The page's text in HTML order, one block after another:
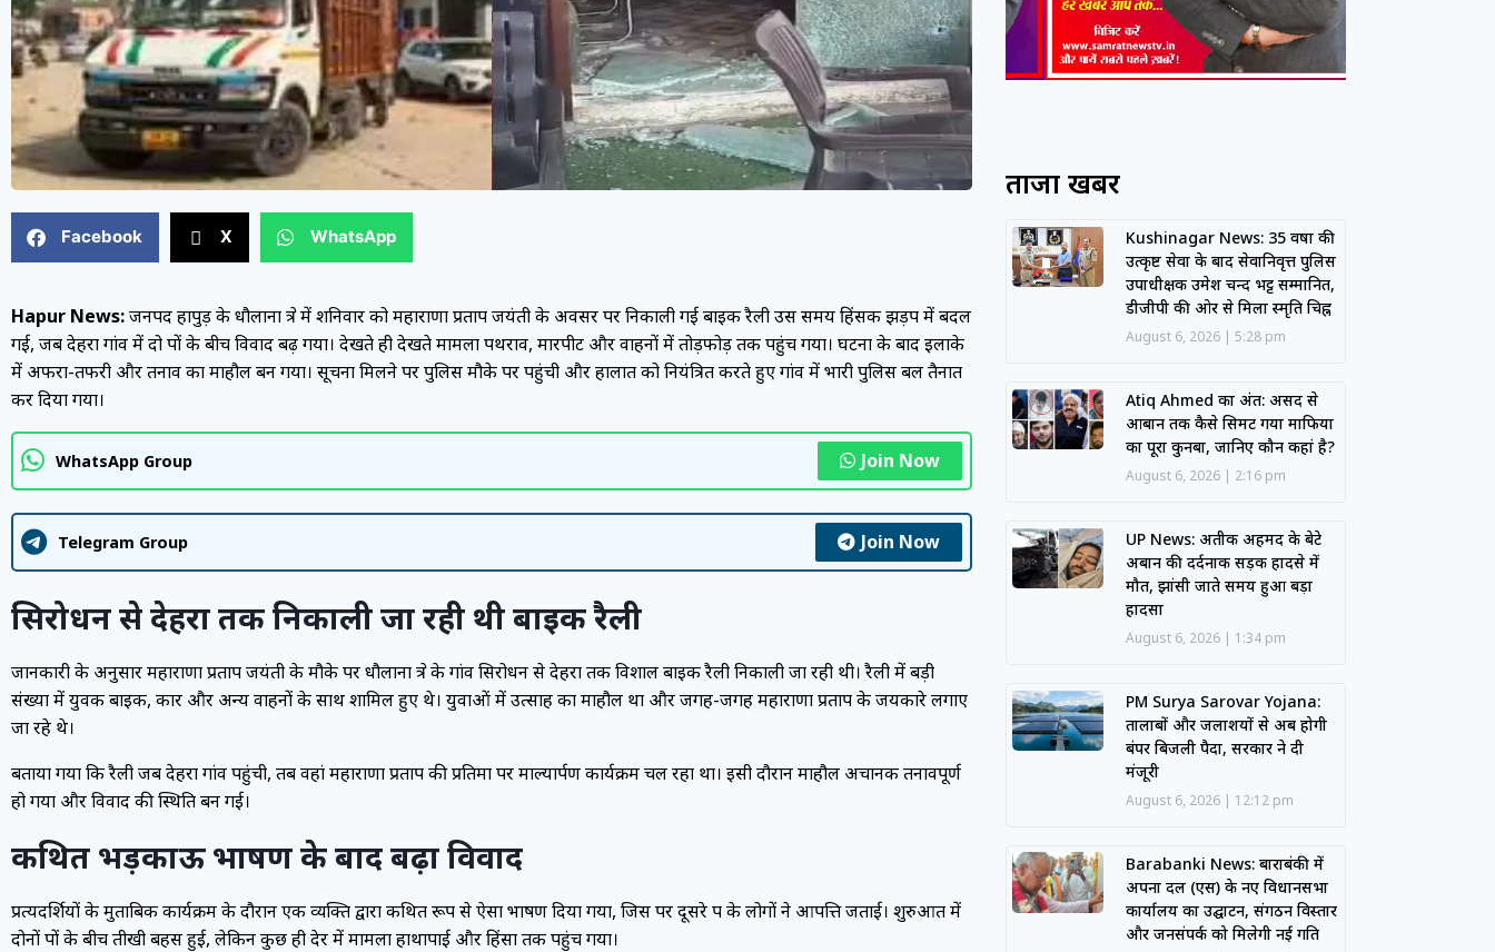
Facebook X WhatsApp
Hapur News:जनपद हापुड़ के धौलाना क्षेत्र में शनिवार को महाराणा प्रताप जयंती के अवसर पर निकाली गई बाइक रैली उस समय हिंसक झड़प में बदल
गई, जब देहरा गांव में दो पक्षों के बीच विवाद बढ़ गया। देखते ही देखते मामला पथराव, मारपीट और वाहनों में तोड़फोड़ तक पहुंच गया। घटना के बाद इलाके
में अफरा-तफरी और तनाव का माहौल बन गया। सूचना मिलने पर पुलिस मौके पर पहुंची और हालात को नियंत्रित करते हुए गांव में भारी पुलिस बल तैनात
कर दिया गया।
WhatsApp Group Join Now
Telegram Group Join Now
सिरोधन से देहरा तक निकाली जा रही थी बाइक रैली
जानकारी के अनुसार महाराणा प्रताप जयंती के मौके पर धौलाना क्षेत्र के गांव सिरोधन से देहरा तक विशाल बाइक रैली निकाली जा रही थी। रैली में बड़ी
संख्या में युवक बाइक, कार और अन्य वाहनों के साथ शामिल हुए थे। युवाओं में उत्साह का माहौल था और जगह-जगह महाराणा प्रताप के जयकारे लगाए
जा रहे थे।
बताया गया कि रैली जब देहरा गांव पहुंची, तब वहां महाराणा प्रताप की प्रतिमा पर माल्यार्पण कार्यक्रम चल रहा था। इसी दौरान माहौल अचानक तनावपूर्ण
हो गया और विवाद की स्थिति बन गई।
कथित भड़काऊ भाषण के बाद बढ़ा विवाद
प्रत्यक्षदर्शियों के मुताबिक कार्यक्रम के दौरान एक व्यक्ति द्वारा कथित रूप से ऐसा भाषण दिया गया, जिस पर दूसरे पक्ष के लोगों ने आपत्ति जताई। शुरुआत में
दोनों पक्षों के बीच तीखी बहस हुई, लेकिन कुछ ही देर में मामला हाथापाई और हिंसा तक पहुंच गया।
ताजा खबरें
Kushinagar News: 35 वर्षों की
उत्कृष्ट सेवा के बाद सेवानिवृत्त पुलिस
उपाधीक्षक उमेश चन्द भट्ट सम्मानित,
डीजीपी की ओर से मिला स्मृति चिह्न
August 6, 2026 5:28 pm
Atiq Ahmed का अंत: असद से
आबान तक कैसे सिमट गया माफिया
का पूरा कुनबा, जानिए कौन कहां है?
August 6, 2026 2:16 pm
UP News: अतीक अहमद के बेटे
अबान की दर्दनाक सड़क हादसे में
मौत, झांसी जाते समय हुआ बड़ा
हादसा
August 6, 2026 1:34 pm
PM Surya Sarovar Yojana:
तालाबों और जलाशयों से अब होगी
बंपर बिजली पैदा, सरकार ने दी
मंजूरी
August 6, 2026 12:12 pm
Barabanki News: बाराबंकी में
अपना दल (एस) के नए विधानसभा
कार्यालय का उद्घाटन, संगठन विस्तार
और जनसंपर्क को मिलेगी नई गति